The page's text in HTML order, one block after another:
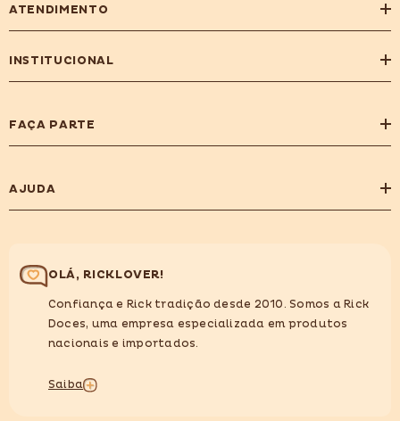
ATENDIMENTO
INSTITUCIONAL
FAÇA PARTE
AJUDA
OLÁ, RICKLOVER!
Confiança e Rick tradição desde 2010. Somos a Rick
Doces, uma empresa especializada em produtos
nacionais e importados.
Saiba